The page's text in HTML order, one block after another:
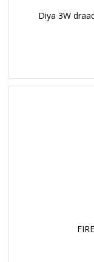
Diya 3W